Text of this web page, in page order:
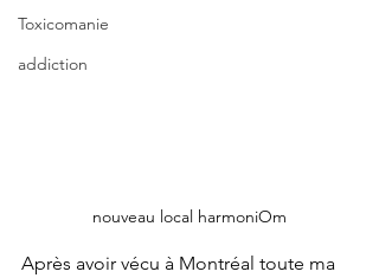
Toxicomanie
addiction
nouveau local harmoniOm
Après avoir vécu à Montréal toute ma